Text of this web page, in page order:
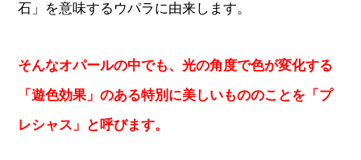
石」を意味するウパラに由来します。
そんなオパールの中でも、光の角度で色が変化する
「遊色効果」のある特別に美しいもののことを「プ
レシャス」と呼びます。